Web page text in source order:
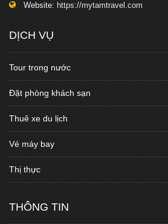
Website: https://mytamtravel.com
DỊCH VỤ
Tour trong nước
Đặt phòng khách sạn
Thuê xe du lịch
Vé máy bay
Thị thực
THÔNG TIN